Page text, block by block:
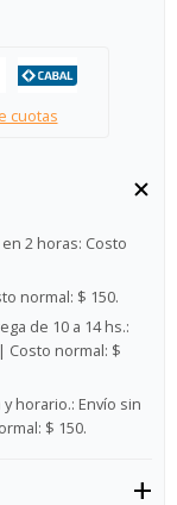
cuotas
2 horas: Costo
normal: $ 150.
de 10 a 14 hs.:
Costo normal: $
horario.: Envío sin
$ 150.